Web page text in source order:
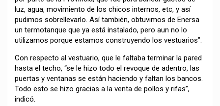
luz, agua, movimiento de los chicos internos, etc, y así
pudimos sobrellevarlo. Así también, obtuvimos de Enersa
un termotanque que ya está instalado, pero aun no lo
utilizamos porque estamos construyendo los vestuarios”.
Con respecto al vestuario, que le faltaba terminar la pared
hasta el techo, “se le hizo todo el revoque de adentro, las
puertas y ventanas se están haciendo y faltan los bancos.
Todo esto se hizo gracias a la venta de pollos y rifas”,
indicó.